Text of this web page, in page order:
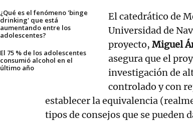
¿Qué es el fenómeno 'binge
drinking' que está
aumentando entre los
adolescentes?
El 75 % de los adolescentes
consumió alcohol en el
último año
El catedrático de
Universidad de
proyecto,Miguel
asegura que el
investigación de
controlado y con
establecer la equivalencia
tipos de consejos que se pueden